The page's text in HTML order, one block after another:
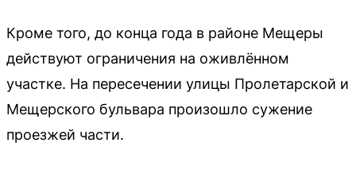
Кроме того, до конца года в районе Мещеры
действуют ограничения на оживлённом
участке. На пересечении улицы Пролетарской и
Мещерского бульвара произошло сужение
проезжей части.